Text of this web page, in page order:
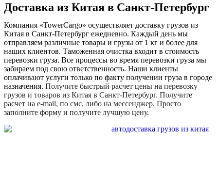
Доставка из Китая в Санкт-Петербург
Компания «TowerCargo» осуществляет доставку грузов из
Китая в Санкт-Петербург ежедневно. Каждый день мы
отправляем различные товары и грузы от 1 кг и более для
наших клиентов. Таможенная очистка входит в стоимость
перевозки груза. Все процессы во время перевозки груза мы
забираем под свою ответственность. Наши клиенты
оплачивают услуги только по факту получении груза в городе
назначения. Получите быстрый расчет цены на перевозку
грузов и товаров из Китая в Санкт-Петербург. Получите
расчет на e-mail, по смс, либо на мессенджер. Просто
заполните форму и получите лучшую цену.